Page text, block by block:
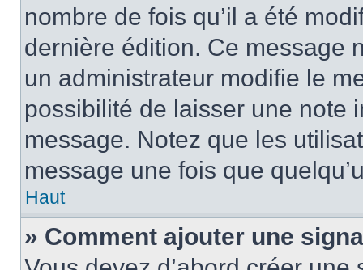
nombre de fois qu’il a été
dernière édition. Ce message
un administrateur modifie le
possibilité de laisser une note
message. Notez que les
message une fois que
Haut
» Comment ajouter une